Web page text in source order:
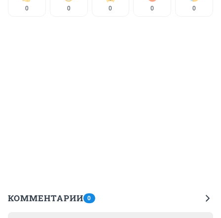
0 0 0 0 0
КОММЕНТАРИИ 0